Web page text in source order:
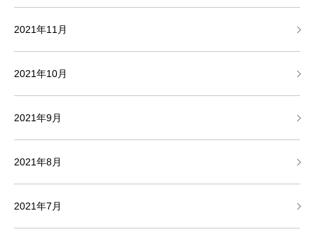
2021年11月
2021年10月
2021年9月
2021年8月
2021年7月